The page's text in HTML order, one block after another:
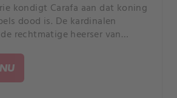
kondigt Carafa aan dat koning
dood is. De kardinalen
rechtmatige heerser van